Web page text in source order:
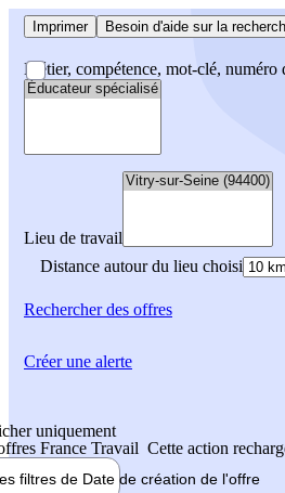
Imprimer Besoin d'aide sur la
Métier, compétence, mot-clé, numéro
Lieu de travail
Distance autour du lieu choisi
Rechercherdes offres
uniquement
France Travail Cette action
filtres de Date de création de l'offre
Créer une alerte